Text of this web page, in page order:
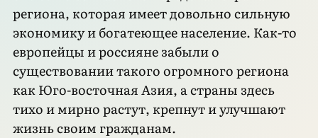
региона, которая имеет довольно сильную
экономику и богатеющее население. Как-то
европейцы и россияне забыли о
существовании такого огромного региона
как Юго-восточная Азия, а страны здесь
тихо и мирно растут, крепнут и улучшают
жизнь своим гражданам.